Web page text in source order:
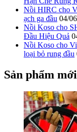
Nồi HIRC cho
ạch ga đầu 04/
Nồi Koso cho
Đầu Hiệu Quả
Nồi Koso cho
loại bỏ rung đầu
Sản phẩm mới